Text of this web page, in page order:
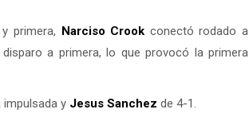
primera, Narciso Crook conectó rodado a
a primera, lo que provocó la primera
y Jesus Sanchez de 4-1.